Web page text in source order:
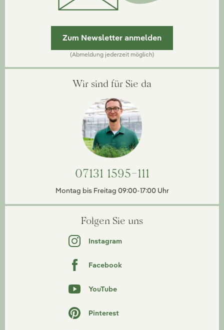
Zum Newsletter anmelden
(Abmeldung jederzeit möglich)
Wir sind für Sie da
07131 1595-111
Montag bis Freitag 09:00-17:00 Uhr
Folgen Sie uns
Instagram
Facebook
YouTube
Pinterest